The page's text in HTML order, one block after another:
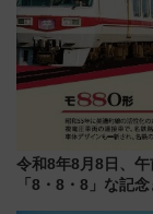
令和8年8月8日、
「8・8・8」な記